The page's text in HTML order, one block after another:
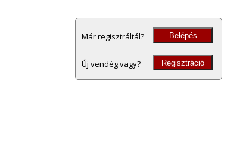
Már regisztráltál? Belépés
Új vendég vagy? Regisztráció